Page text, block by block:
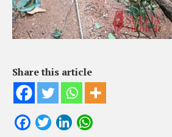
Share this article
FacebookTwitterLinkedIn